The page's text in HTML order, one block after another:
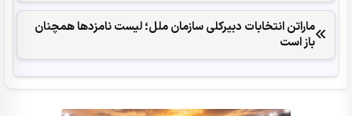
ماراتن انتخابات دبیرکلی سازمان ملل؛ لیست نامزدها همچنان
باز است